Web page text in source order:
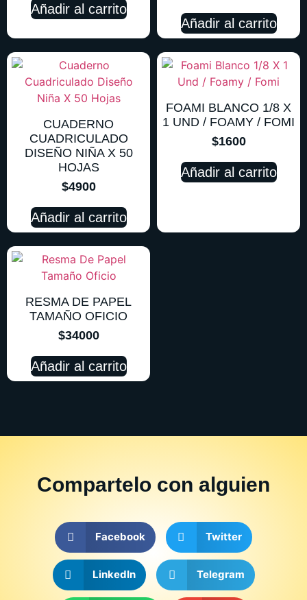
Añadir al carrito
Añadir al carrito
CUADERNO
CUADRICULADO
DISEÑO NIÑA X 50
HOJAS
$4900
Añadir al carrito
FOAMI BLANCO 1/8 X
1 UND / FOAMY / FOMI
$1600
Añadir al carrito
RESMA DE PAPEL
TAMAÑO OFICIO
$34000
Añadir al carrito
Compartelo con alguien
Facebook Twitter
LinkedIn Telegram